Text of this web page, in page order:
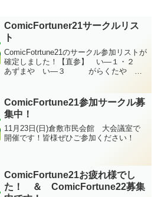
ComicFortuner21サークルリス
ト
ComicFotrtune21のサークル参加リストが
確定しました！【直参】 い―１・２
あずまや い―３ がらくたや い
１ 歌鳴家 ろ―２ ダンボー
ル犬 ろ―３...
ComicFortune21参加サークル募
集中！
11月23日(日)倉敷市民会館 大会議室で
開催です！皆様ぜひご参加ください！
ComicFortune21お疲れ様でし
た！ ＆ ComicFortune22募集